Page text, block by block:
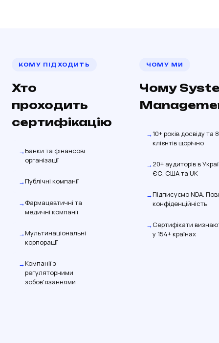
КОМУ ПІДХОДИТЬ
Хто
проходить
сертифікацію
Банки та фінансові
організації
Публічні компанії
Фармацевтичні та
медичні компанії
Мультинаціональні
корпорації
Компанії з
регуляторними
зобов'язаннями
ЧОМУ МИ
Чому
10+ років досвіду та
клієнтів щорічно
20+ аудиторів в
ЄС, США та UK
Підписуємо NDA.
конфіденційність
Сертифікати
у 154+ країнах